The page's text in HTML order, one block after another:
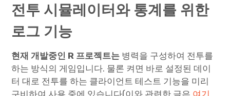
전투 시뮬레이터와 통계를 위한
로그 기능
현재 개발중인 R 프로젝트는 병력을 구성하여 전투를
하는 방식의 게임입니다. 물론 켜면 바로 설정된 데이
터 대로 전투를 하는 클라이언트 테스트 기능을 미리
구비하여 사용 중에 있습니다(이와 관련한 글은 여기